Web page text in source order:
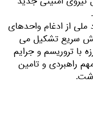
ملی از ادغام واحدهای
سریع تشکیل می
با تروریسم و جرایم
راهبردی و تامین